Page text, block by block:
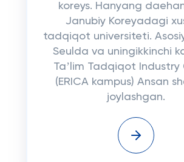
koreys. Hanyang
Janubiy Koreyadagi
tadqiqot universiteti.
Seulda va uningikkinchi
Taʼlim Tadqiqot Industry
(ERICA kampus) Ansan
joylashgan.